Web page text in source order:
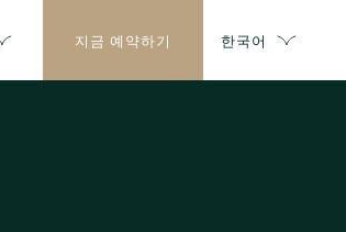
지금 예약하기 한국어